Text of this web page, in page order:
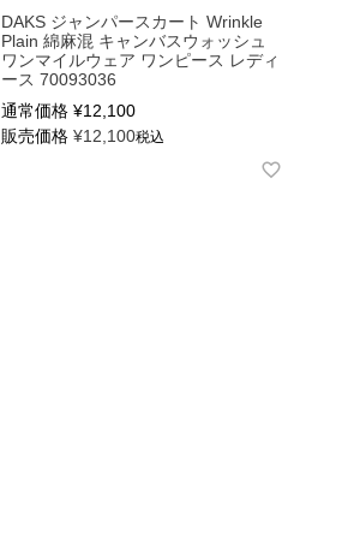
DAKS ジャンパースカート Wrinkle
Plain 綿麻混 キャンバスウォッシュ
ワンマイルウェア ワンピース レディ
ース 70093036
通常価格 ¥12,100
販売価格 ¥12,100税込